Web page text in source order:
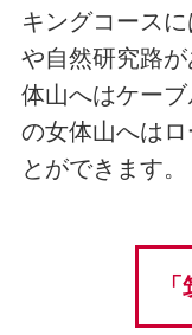
キングコース
や自然研究路
体山へはケー
の女体山へは
とができます。